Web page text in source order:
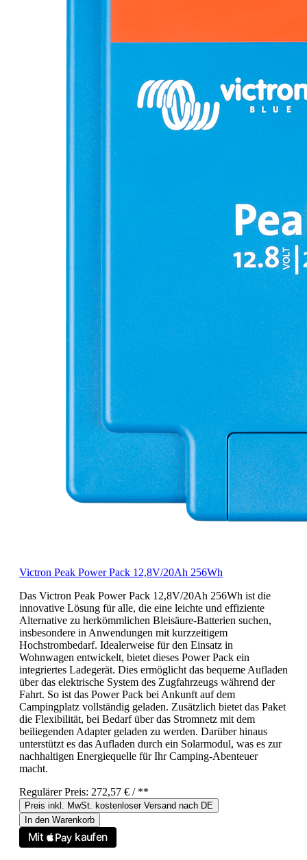
Victron Peak Power Pack 12,8V/20Ah 256Wh
Das Victron Peak Power Pack 12,8V/20Ah 256Wh ist die
innovative Lösung für alle, die eine leichte und effiziente
Alternative zu herkömmlichen Bleisäure-Batterien suchen,
insbesondere in Anwendungen mit kurzzeitigem
Hochstrombedarf. Idealerweise für den Einsatz in
Wohnwagen entwickelt, bietet dieses Power Pack ein
integriertes Ladegerät. Dies ermöglicht das bequeme Aufladen
über das elektrische System des Zugfahrzeugs während der
Fahrt. So ist das Power Pack bei Ankunft auf dem
Campingplatz vollständig geladen. Zusätzlich bietet das Paket
die Flexibilität, bei Bedarf über das Stromnetz mit dem
beiliegenden Adapter geladen zu werden. Darüber hinaus
unterstützt es das Aufladen durch ein Solarmodul, was es zur
nachhaltigen Energiequelle für Ihr Camping-Abenteuer
macht.
Regulärer Preis: 272,57 € / **
Preis inkl. MwSt. kostenloser Versand nach DE
In den Warenkorb